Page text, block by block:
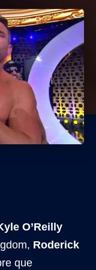
O’Reilly
Roderick
que